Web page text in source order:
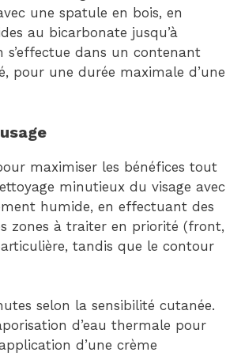
une spatule en bois, en
au bicarbonate jusqu’à
s’effectue dans un contenant
pour une durée maximale d’une
maximiser les bénéfices tout
minutieux du visage avec
humide, en effectuant des
zones à traiter en priorité (front,
tandis que le contour
selon la sensibilité cutanée.
d’eau thermale pour
d’une crème